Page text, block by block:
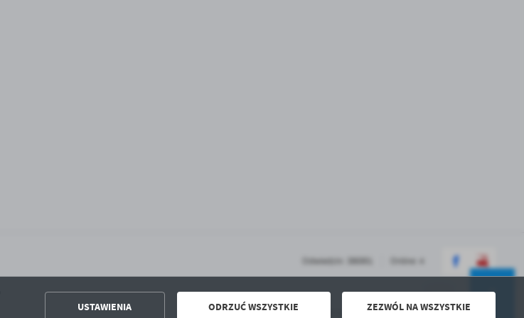
USTAWIENIA ODRZUĆ WSZYSTKIE ZEZWÓL NA WSZYSTKIE
Odwiedzin: 386901 Online: 4
2ClickPortal® - Portale nowej generacji